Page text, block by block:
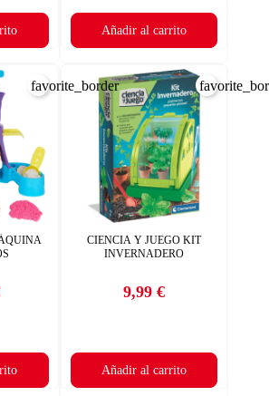
Añadir al carrito
favorite_border
CIENCIA Y JUEGO KIT
INVERNADERO
Precio
9,99 €
Añadir al carrito